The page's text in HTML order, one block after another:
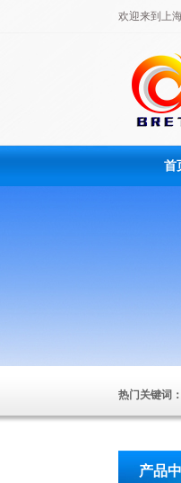
欢迎来到上
首
热门关键词：
产品